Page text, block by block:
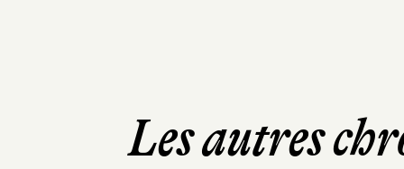
Les autres